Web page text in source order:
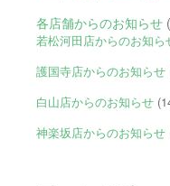
各店舗からのお知らせ
若松河田店からのお知ら
護国寺店からのお知らせ
白山店からのお知らせ
神楽坂店からのお知らせ